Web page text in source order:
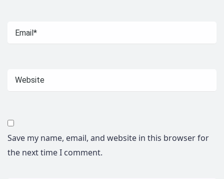
Save my name, email, and website in this browser for
the next time I comment.